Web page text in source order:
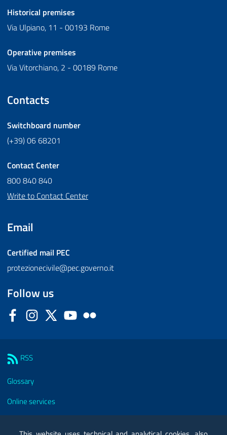
Historical premises
Via Ulpiano, 11 - 00193 Rome
Operative premises
Via Vitorchiano, 2 - 00189 Rome
Contacts
Switchboard number
(+39) 06 68201
Contact Center
800 840 840
Write to Contact Center
Email
Certified mail PEC
protezionecivile@pec.governo.it
Follow us
FacebookInstagram
Twitter YouTube
RSS
Glossary
Online services